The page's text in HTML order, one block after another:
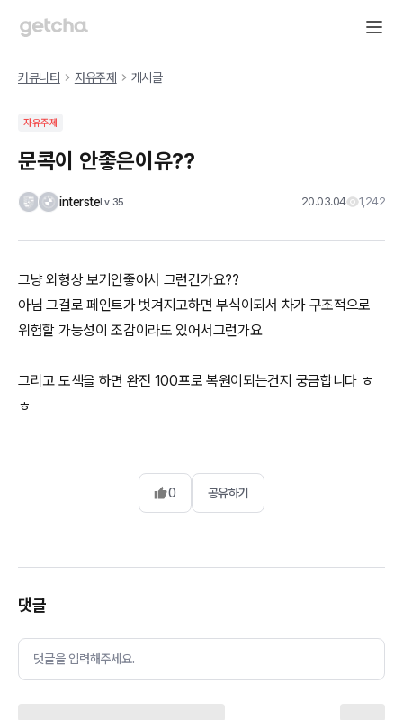
커뮤니티 자유주제 게시글
자유주제
문콕이 안좋은이유??
intersteLv 35 20.03.04 1,242
그냥 외형상 보기안좋아서 그런건가요??
아님 그걸로 페인트가 벗겨지고하면 부식이되서 차가 구조적으로
위험할 가능성이 조감이라도 있어서그런가요
그리고 도색을 하면 완전 100프로 복원이되는건지 궁금합니다 ㅎ
ㅎ
0 공유하기
댓글
댓글을 입력해주세요.